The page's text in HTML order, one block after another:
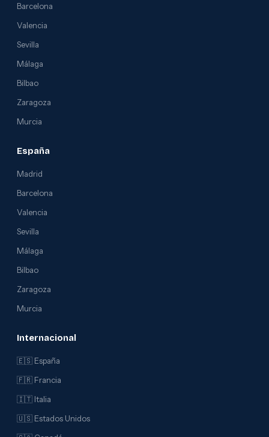
Barcelona
Valencia
Sevilla
Málaga
Bilbao
Zaragoza
Murcia
España
Madrid
Barcelona
Valencia
Sevilla
Málaga
Bilbao
Zaragoza
Murcia
Internacional
🇪🇸 España
🇫🇷 Francia
🇮🇹 Italia
🇺🇸 Estados Unidos